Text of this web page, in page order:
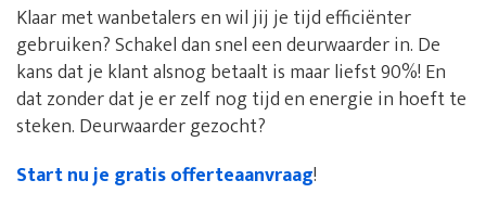
Klaar met wanbetalers en wil jij je tijd efficiënter
gebruiken? Schakel dan snel een deurwaarder in. De
kans dat je klant alsnog betaalt is maar liefst 90%! En
dat zonder dat je er zelf nog tijd en energie in hoeft te
steken. Deurwaarder gezocht?
Start nu je gratis offerteaanvraag!